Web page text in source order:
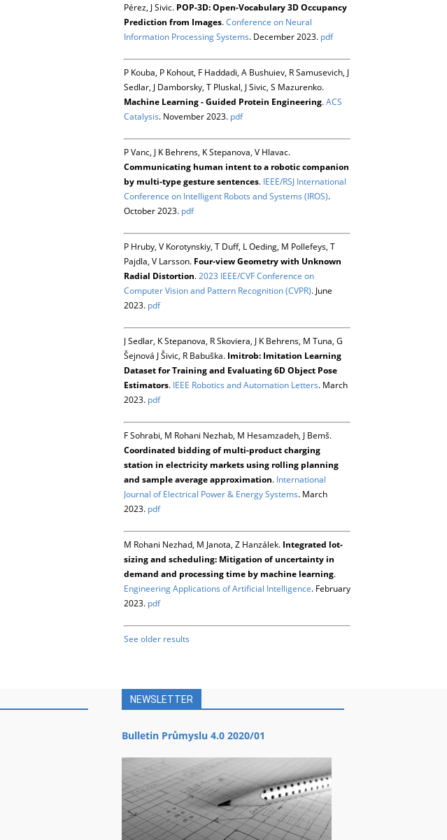
Pérez, J Sivic. POP-3D: Open-Vocabulary 3D Occupancy
Prediction from Images.Conference on Neural
Information Processing Systems. December 2023. pdf
P Kouba, P Kohout, F Haddadi, A Bushuiev, R Samusevich, J
Sedlar, J Damborsky, T Pluskal, J Sivic, S Mazurenko.
Machine Learning - Guided Protein Engineering.ACS
Catalysis. November 2023. pdf
P Vanc, J K Behrens, K Stepanova, V Hlavac.
Communicating human intent to a robotic companion
by multi-type gesture sentences. IEEE/RSJ International
Conference on Intelligent Robots and Systems (IROS).
October 2023. pdf
P Hruby, V Korotynskiy, T Duff, L Oeding, M Pollefeys, T
Pajdla, V Larsson. Four-view Geometry with Unknown
Radial Distortion.2023 IEEE/CVF Conference on
Computer Vision and Pattern Recognition (CVPR). June
2023. pdf
J Sedlar, K Stepanova, R Skoviera, J K Behrens, M Tuna, G
Šejnová J Šivic, R Babuška. Imitrob: Imitation Learning
Dataset for Training and Evaluating 6D Object Pose
Estimators. IEEE Robotics and Automation Letters. March
2023. pdf
F Sohrabi, M Rohani Nezhab, M Hesamzadeh, J Bemš.
Coordinated bidding of multi-product charging
station in electricity markets using rolling planning
and sample average approximation. International
Journal of Electrical Power & Energy Systems. March
2023. pdf
M Rohani Nezhad, M Janota, Z Hanzálek. Integrated lot-
sizing and scheduling: Mitigation of uncertainty in
demand and processing time by machine learning.
Engineering Applications of Artificial Intelligence. February
2023. pdf
See older results
NEWSLETTER
Bulletin Průmyslu 4.0 2020/01